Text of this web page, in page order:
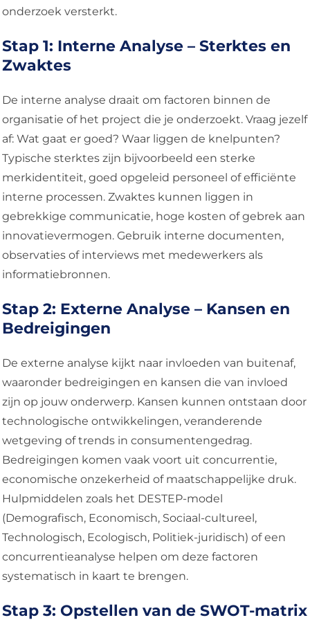
onderzoek versterkt.
Stap 1: Interne Analyse – Sterktes en
Zwaktes
De interne analyse draait om factoren binnen de
organisatie of het project die je onderzoekt. Vraag jezelf
af: Wat gaat er goed? Waar liggen de knelpunten?
Typische sterktes zijn bijvoorbeeld een sterke
merkidentiteit, goed opgeleid personeel of efficiënte
interne processen. Zwaktes kunnen liggen in
gebrekkige communicatie, hoge kosten of gebrek aan
innovatievermogen. Gebruik interne documenten,
observaties of interviews met medewerkers als
informatiebronnen.
Stap 2: Externe Analyse – Kansen en
Bedreigingen
De externe analyse kijkt naar invloeden van buitenaf,
waaronder bedreigingen en kansen die van invloed
zijn op jouw onderwerp. Kansen kunnen ontstaan door
technologische ontwikkelingen, veranderende
wetgeving of trends in consumentengedrag.
Bedreigingen komen vaak voort uit concurrentie,
economische onzekerheid of maatschappelijke druk.
Hulpmiddelen zoals het DESTEP-model
(Demografisch, Economisch, Sociaal-cultureel,
Technologisch, Ecologisch, Politiek-juridisch) of een
concurrentieanalyse helpen om deze factoren
systematisch in kaart te brengen.
Stap 3: Opstellen van de SWOT-matrix